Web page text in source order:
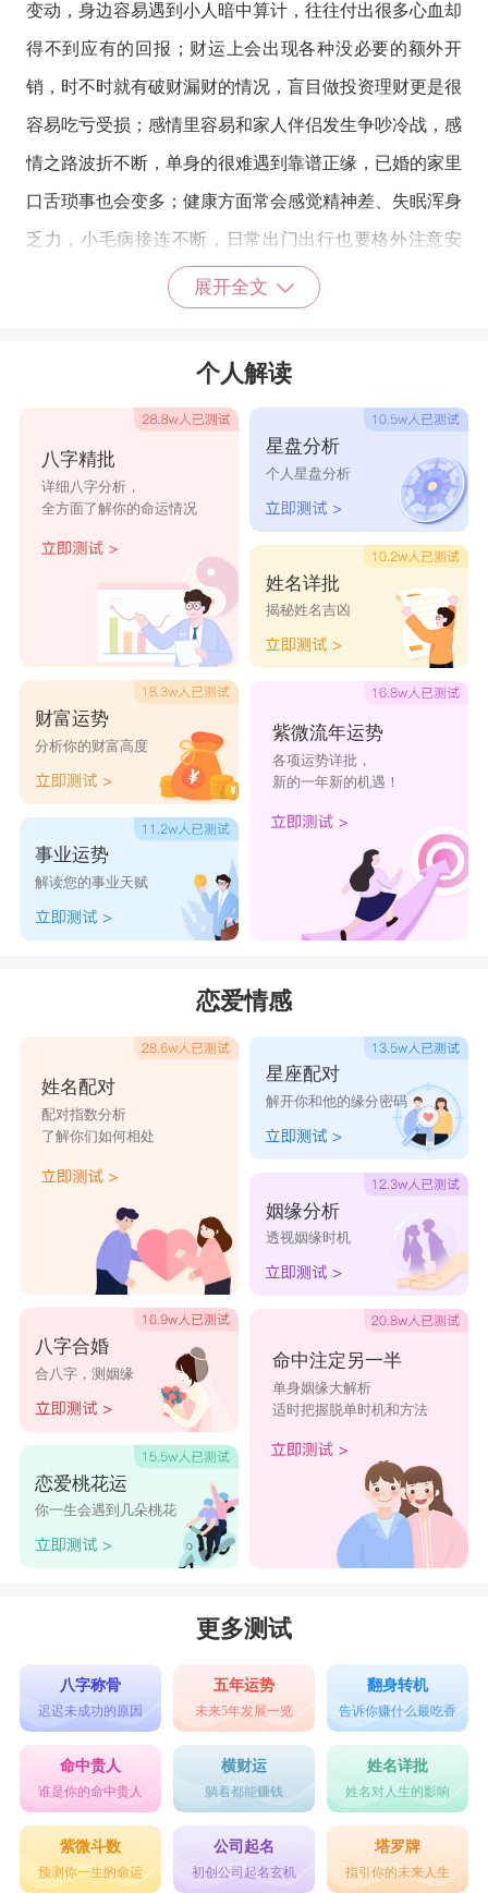
变动，身边容易遇到小人暗中算计，往往付出很多心血却
得不到应有的回报；财运上会出现各种没必要的额外开
销，时不时就有破财漏财的情况，盲目做投资理财更是很
容易吃亏受损；感情里容易和家人伴侣发生争吵冷战，感
情之路波折不断，单身的很难遇到靠谱正缘，已婚的家里
口舌琐事也会变多；健康方面常会感觉精神差、失眠浑身
乏力，小毛病接连不断，日常出门出行也要格外注意安
全，避免意外发生。
气钻牛角尖；平时做人做事保持低调沉稳，不张扬炫耀、
不逞强出头，这样能有效避开小人是非缠身；可以根据自
身情况佩戴合适的吉祥饰品，帮忙稳住自身气场，化解本
命年带来的太岁煞气；居家生活要经常把家里收拾得干净
整洁，多开窗透气通风，利于聚拢家中福气，赶走身上的
晦气负能量；尽量少去偏僻冷清、阴暗潮湿的地方，也少
参与气场杂乱阴气重的场合，多和心态积极、自带正能量
的人相处来往。
本命年一定要避开的忌讳
本命年千万不要脑子一热就随便跳槽换工作，也不要
盲目做大额投资理财，不然很容易造成钱财损失难以挽
回；不要轻易去往葬礼陵园、荒郊野外这类气场杂乱的地
方，容易沾染不好的气场影响运势；平时待人处事要留分
寸，不要和人结怨结仇，也不在背后随意议论别人长短，
处，也不要贸然去远方冒险出行，本命年凡事都以安稳保
守为主，稳中求进才是最稳妥的做法。
展开全文
个人解读
八字精批
详细八字分析，
全方面了解你的命运情况
财富运势
分析你的财富高度
事业运势
解读您的事业天赋
星盘分析
个人星盘分析
姓名详批
揭秘姓名吉凶
紫微流年运势
各项运势详批，
新的一年新的机遇！
恋爱情感
姓名配对
配对指数分析
了解你们如何相处
八字合婚
合八字，测姻缘
恋爱桃花运
你一生会遇到几朵桃花
星座配对
解开你和他的缘分密码
姻缘分析
透视姻缘时机
命中注定另一半
单身姻缘大解析
适时把握脱单时机和方法
更多测试
八字称骨
迟迟未成功的原因
五年运势
未来5年发展一览
翻身转机
告诉你赚什么最吃香
命中贵人
谁是你的命中贵人
横财运
躺着都能赚钱
姓名详批
姓名对人生的影响
紫微斗数
预测你一生的命运
公司起名
初创公司起名玄机
塔罗牌
指引你的未来人生